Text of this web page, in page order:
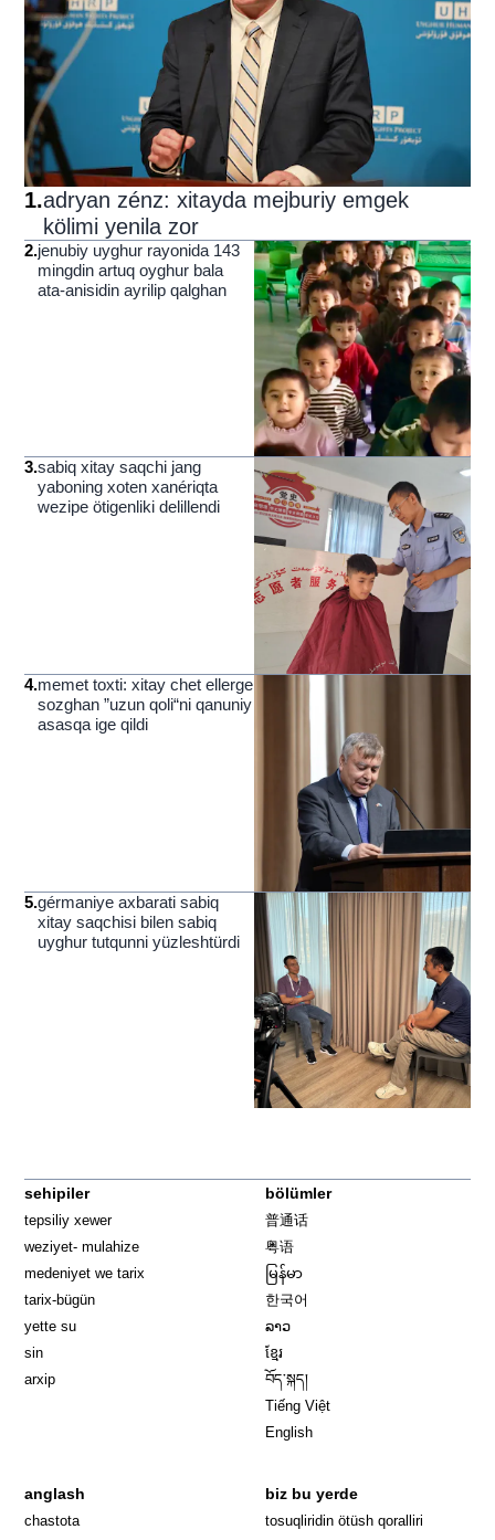
1.adryan zénz: xitayda mejburiy emgek
kölimi yenila zor
2.jenubiy uyghur rayonida 143
mingdin artuq oyghur bala
ata-anisidin ayrilip qalghan
3.sabiq xitay saqchi jang
yaboning xoten xanériqta
wezipe ötigenliki delillendi
4.memet toxti: xitay chet ellerge
sozghan ”uzun qoli“ni qanuniy
asasqa ige qildi
5.gérmaniye axbarati sabiq
xitay saqchisi bilen sabiq
uyghur tutqunni yüzleshtürdi
sehipiler
tepsiliy xewer
weziyet- mulahize
medeniyet we tarix
tarix-bügün
yette su
sin
arxip
bölümler
普通话
粤语
မြန်မာ
한국어
ລາວ
ខ្មែរ
བོད་སྐད།
Tiếng Việt
English
anglash
chastota
biz bu yerde
tosuqliridin ötüsh qoralliri